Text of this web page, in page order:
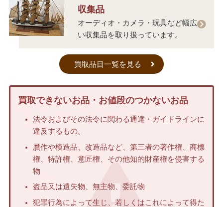
収集品
オーディオ・カメラ・玩具など幅広
い収集品を取り扱っています。
買取品目一覧を見る
買取できないお品・お値段のつかないお品
法令およびその法令に関わる通達・ガイドラインに
違反するもの。
贋作や模造品、改造品など、第三者の著作権、商標
権、特許権、意匠権、その他知的財産権を侵害する
物
盗品又は遺失物、無主物、委託物
犯罪行為によって生じ、若しくはこれによって得た